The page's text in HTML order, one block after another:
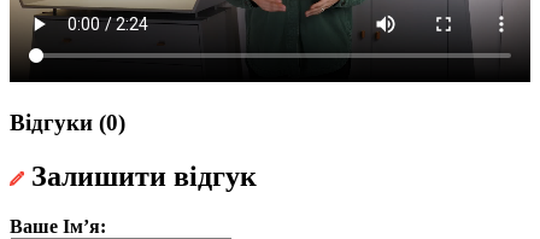
Відгуки (0)
Залишити відгук
Ваше Ім’я: